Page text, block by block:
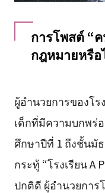
การโพสต์ “
กฎหมายหรือ
ผู้อำนวยการของโร
เด็กที่มีความบกพร่
ศึกษาปีที่ 1 ถึงชั้นมั
กระทู้ “โรงเรียน A
ปกติดี ผู้อำนวยการ